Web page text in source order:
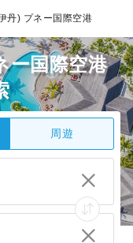
丹) プネー国際空港
ー国際空港
周遊